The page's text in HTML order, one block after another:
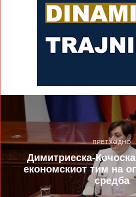
ПРЕТХОДНО
Димитриеска-
економскиот тим на
средба